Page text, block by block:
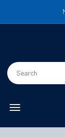
Toggle